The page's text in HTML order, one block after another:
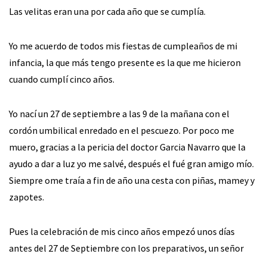
Las velitas eran una por cada año que se cumplía.
Yo me acuerdo de todos mis fiestas de cumpleaños de mi
infancia, la que más tengo presente es la que me hicieron
cuando cumplí cinco años.
Yo nací un 27 de septiembre a las 9 de la mañana con el
cordón umbilical enredado en el pescuezo. Por poco me
muero, gracias a la pericia del doctor Garcia Navarro que la
ayudo a dar a luz yo me salvé, después el fué gran amigo mío.
Siempre ome traía a fin de año una cesta con piñas, mamey y
zapotes.
Pues la celebración de mis cinco años empezó unos días
antes del 27 de Septiembre con los preparativos, un señor